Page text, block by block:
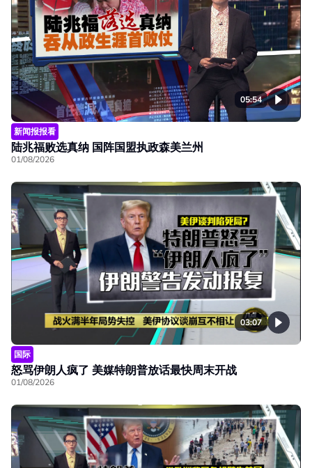
05:54
新闻报报看
陆兆福败选真纳 国阵国盟执政森美兰州
01/08/2026
03:07
国际
怒骂伊朗人疯了 美媒特朗普放话最快周末开战
01/08/2026